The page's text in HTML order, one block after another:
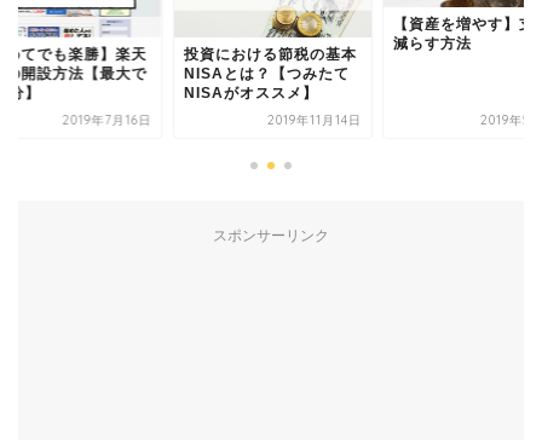
における節税の基本
とは？【つみたて
がオススメ】
2019年11月14日
【資産を増やす】支出を
減らす方法
2019年5月21日
【初めてでも楽勝】
2019年7
スポンサーリンク